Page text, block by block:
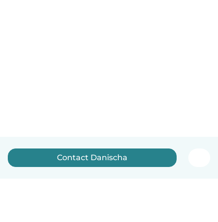
Contact Danischa